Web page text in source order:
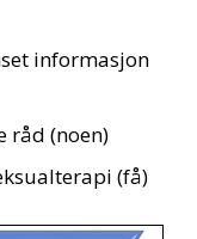
informasjon
råd (noen)
(få)